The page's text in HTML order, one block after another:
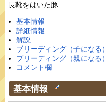
長靴をはいた豚
基本情報
詳細情報
解説
ブリーディング（子になる）
ブリーディング（親になる）
コメント欄
基本情報 †